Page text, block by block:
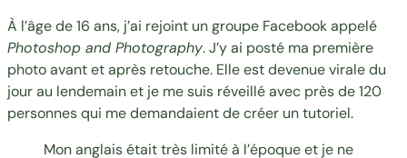
À l’âge de 16 ans, j’ai rejoint un groupe Facebook appelé
Photoshop and Photography. J’y ai posté ma première
photo avant et après retouche. Elle est devenue virale du
jour au lendemain et je me suis réveillé avec près de 120
personnes qui me demandaient de créer un tutoriel.
Mon anglais était très limité à l’époque et je ne